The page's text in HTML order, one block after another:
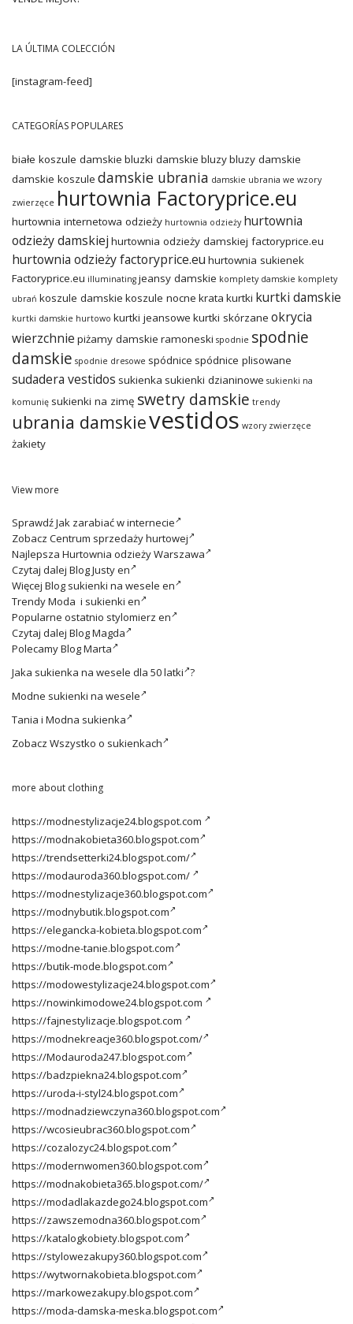
LA ÚLTIMA COLECCIÓN
[instagram-feed]
CATEGORÍAS POPULARES
białe koszule damskie bluzki damskie bluzybluzy damskie
damskie koszule damskie ubrania damskie ubrania we wzory
zwierzęce hurtownia Factoryprice.eu
hurtownia internetowa odzieży hurtownia odzieży hurtownia
odzieży damskiej hurtownia odzieży damskiej factoryprice.eu
hurtownia odzieży factoryprice.eu hurtownia sukienek
Factoryprice.eu illuminating jeansy damskie komplety damskie komplety
ubrań koszule damskie koszule nocne krata kurtki kurtki damskie
kurtki damskie hurtowo kurtki jeansowe kurtki skórzane okrycia
wierzchnie piżamy damskie ramoneski spodnie spodnie
damskie spodnie dresowe spódnice spódnice plisowane
sudadera vestidos sukienka sukienki dzianinowe sukienki na
komunię sukienki na zimę swetry damskie trendy
ubrania damskievestidos wzory zwierzęce
żakiety
View more
SprawdźJak zarabiać w internecie
Zobacz Centrum sprzedaży hurtowej
Najlepsza Hurtownia odzieży Warszawa
Czytaj dalej Blog Justy en
Więcej Blog sukienki na wesele en
TrendyModa i sukienki en
Popularne ostatnio stylomierz en
Czytaj dalej Blog Magda
PolecamyBlog Marta
Jaka sukienka na wesele dla 50 latki ?
Modne sukienki na wesele
Tania i Modna sukienka
Zobacz Wszystko o sukienkach
more about clothing
https://modnestylizacje24.blogspot.com
https://modnakobieta360.blogspot.com
https://trendsetterki24.blogspot.com/
https://modauroda360.blogspot.com/
https://modnestylizacje360.blogspot.com
https://modnybutik.blogspot.com
https://elegancka-kobieta.blogspot.com
https://modne-tanie.blogspot.com
https://butik-mode.blogspot.com
https://modowestylizacje24.blogspot.com
https://nowinkimodowe24.blogspot.com
https://fajnestylizacje.blogspot.com
https://modnekreacje360.blogspot.com/
https://Modauroda247.blogspot.com
https://badzpiekna24.blogspot.com
https://uroda-i-styl24.blogspot.com
https://modnadziewczyna360.blogspot.com
https://wcosieubrac360.blogspot.com
https://cozalozyc24.blogspot.com
https://modernwomen360.blogspot.com
https://modnakobieta365.blogspot.com/
https://modadlakazdego24.blogspot.com
https://zawszemodna360.blogspot.com
https://katalogkobiety.blogspot.com
https://stylowezakupy360.blogspot.com
https://wytwornakobieta.blogspot.com
https://markowezakupy.blogspot.com
https://moda-damska-meska.blogspot.com